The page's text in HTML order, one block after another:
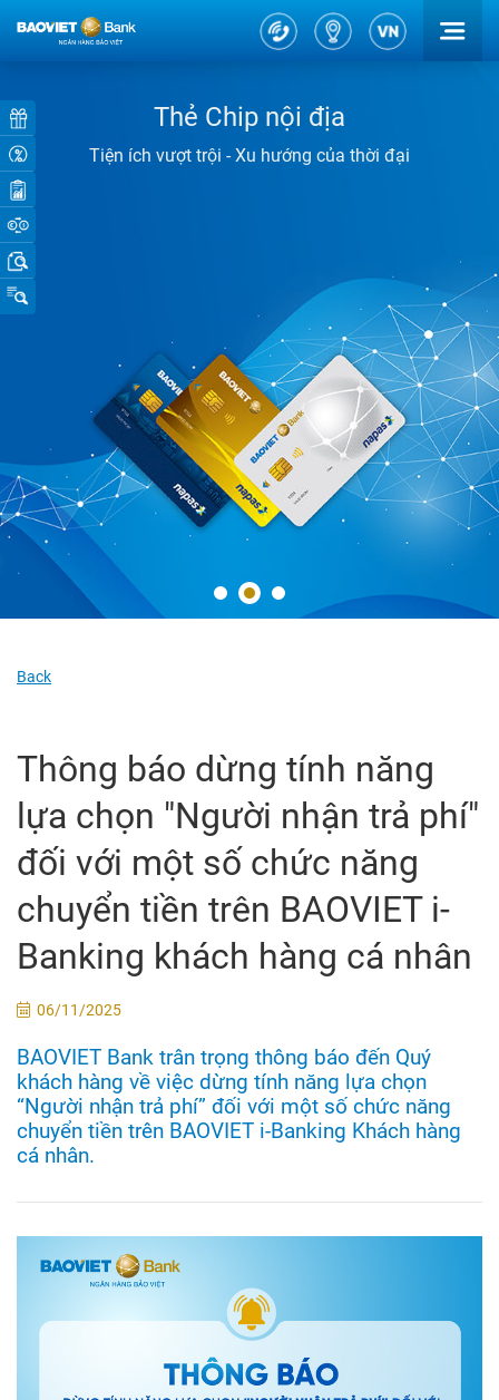
Ưu đãi cho vay
Lãi suất thấp, thủ tục đơn giản, phê duyệt
Back
Thông báo dừng tính năng
lựa chọn "Người nhận trả phí"
đối với một số chức năng
chuyển tiền trên BAOVIET i-
Banking khách hàng cá nhân
06/11/2025
BAOVIET Bank trân trọng thông báo đến Quý
khách hàng về việc dừng tính năng lựa chọn
“Người nhận trả phí” đối với một số chức năng
chuyển tiền trên BAOVIET i-Banking Khách hàng
cá nhân.